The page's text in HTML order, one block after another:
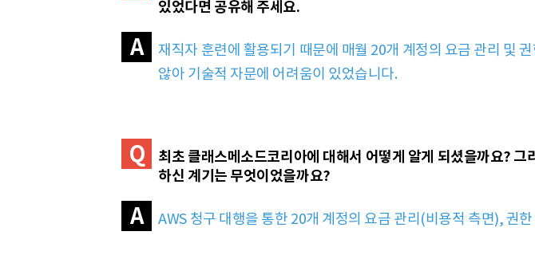
있었다면 공유해 주세요.
A
재직자 훈련에 활용되기 때문에 매월 20개 계정의 요금 관리 및
않아 기술적 자문에 어려움이 있었습니다.
Q
최초 클래스메소드코리아에 대해서 어떻게 알게 되셨을까요?
하신 계기는 무엇이었을까요?
A AWS 청구 대행을 통한 20개 계정의 요금 관리(비용적 측면), 권